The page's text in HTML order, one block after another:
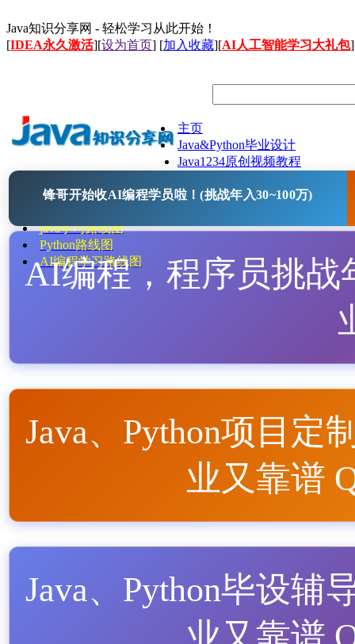
Java知识分享网 - 轻松学习从此开始！
[IDEA永久激活][设为首页] [加入收藏][AI人工智能学习大礼包]
主页
Java&Python毕业设计
Java1234原创视频教程
Java开源项目
java学习路线图
Python路线图
AI编程学习路线图
锋哥开始收AI编程学员啦！(挑战年入30~100万)
AI编程，程序员挑战
Java、Python项目定
业又靠谱
Java、Python毕设辅
业又靠谱